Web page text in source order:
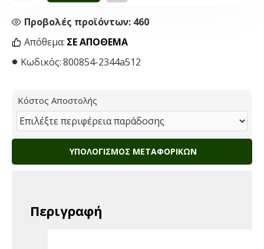
Απόθεμα: ΣΕ ΑΠΌΘΕΜΑ
Κωδικός:800854-2344a512
Προβολές προϊόντων: 460
Κόστος Αποστολής
ΥΠΟΛΟΓΙΣΜΌΣ ΜΕΤΑΦΟΡΙΚΏΝ
Περιγραφή